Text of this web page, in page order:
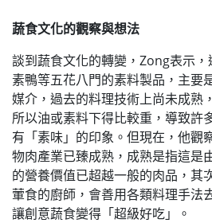
蔬食文化的觀察與想法
談到蔬食文化的轉變，Zong表示，
素鴨等五花八門的素料製品，主要
媒介，過去的料理技術上尚未成熟
所以油或素料下得比較重，導致許
有「素味」的印象。但現在，他觀
物肉產業已臻成熟，成熟是指這是
的營養價值已超越一般的肉品，其
葷食的廚師，會善用各類料理手法
讓創意蔬食變得「超級好吃」。